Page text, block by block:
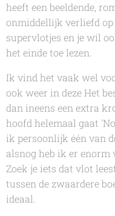
heeft een beeldende,
onmiddellijk verliefd
supervlotjes en je wil
het einde toe lezen.
Ik vind het vaak wel
ook weer in dezeHet
dan ineens een extra
hoofd helemaal gaat '
ik persoonlijk één van
alsnog heb ik er enorm
Zoek je iets dat vlot
tussen de zwaardere
ideaal.